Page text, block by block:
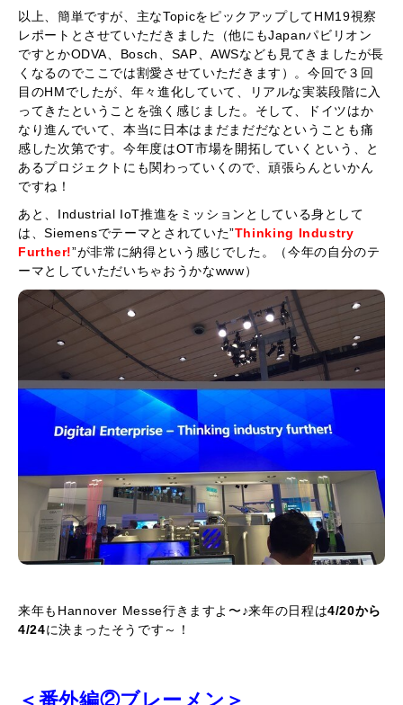
以上、簡単ですが、主なTopicをピックアップしてHM19視察
レポートとさせていただきました（他にもJapanパビリオン
ですとかODVA、Bosch、SAP、AWSなども見てきましたが長
くなるのでここでは割愛させていただきます）。今回で３回
目のHMでしたが、年々進化していて、リアルな実装段階に入
ってきたということを強く感じました。そして、ドイツはか
なり進んでいて、本当に日本はまだまだだなということも痛
感した次第です。今年度はOT市場を開拓していくという、と
あるプロジェクトにも関わっていくので、頑張らんといかん
ですね！
あと、Industrial IoT推進をミッションとしている身として
は、Siemensでテーマとされていた”Thinking Industry
Further!”が非常に納得という感じでした。（今年の自分のテ
ーマとしていただいちゃおうかなwww）
来年もHannover Messe行きますよ〜♪来年の日程は4/20から
4/24に決まったそうです～！
＜番外編②ブレーメン＞